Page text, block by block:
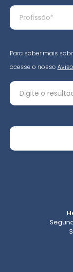
Para saber mais
acesse o nosso